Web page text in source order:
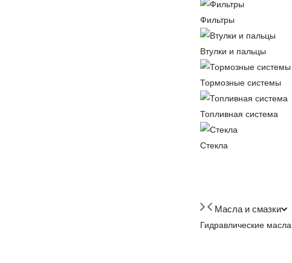
Фильтры
Втулки и пальцы
Тормозные системы
Топливная система
Стекла
Масла и смазки
Гидравлические масла